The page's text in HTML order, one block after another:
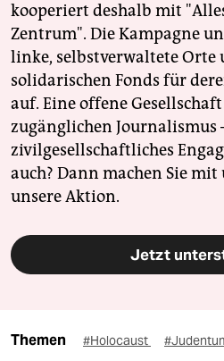
kooperiert deshalb mit
Zentrum". Die Kampagne
linke, selbstverwaltete Orte
solidarischen Fonds für
auf. Eine offene
zugänglichen Journalismus
zivilgesellschaftliches
auch? Dann machen Sie
unsere Aktion.
Jetzt
Themen #Holocaust